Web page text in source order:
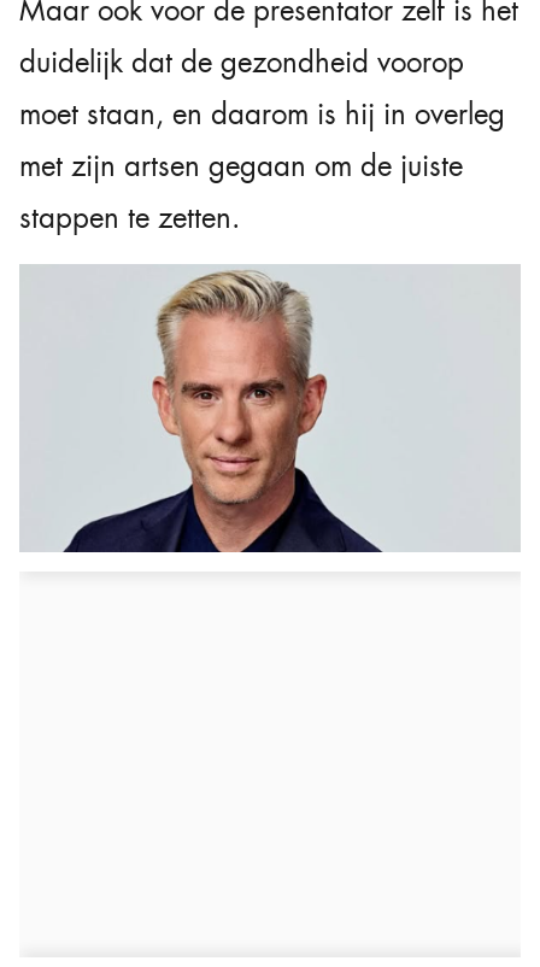
Maar ook voor de presentator zelf is het
duidelijk dat de gezondheid voorop
moet staan, en daarom is hij in overleg
met zijn artsen gegaan om de juiste
stappen te zetten.